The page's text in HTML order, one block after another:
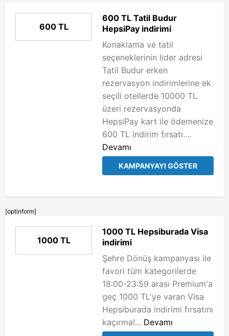
600 TL
600 TL Tatil Budur
HepsiPay indirimi
Konaklama ve tatil
seçeneklerinin lider adresi
Tatil Budur erken
rezervasyon indirimlerine ek
seçili otellerde 10000 TL
üzeri rezervasyonda
HepsiPay kart ile ödemenize
600 TL indirim fırsatı....
Devamı
KAMPANYAYI GÖSTER
[optinform]
1000 TL
1000 TL Hepsiburada Visa
indirimi
Şehre Dönüş kampanyası ile
favori tüm kategorilerde
18:00-23:59 arası Premium'a
geç 1000 TL'ye varan Visa
Hepsiburada indirimi fırsatını
kaçırma!... Devamı